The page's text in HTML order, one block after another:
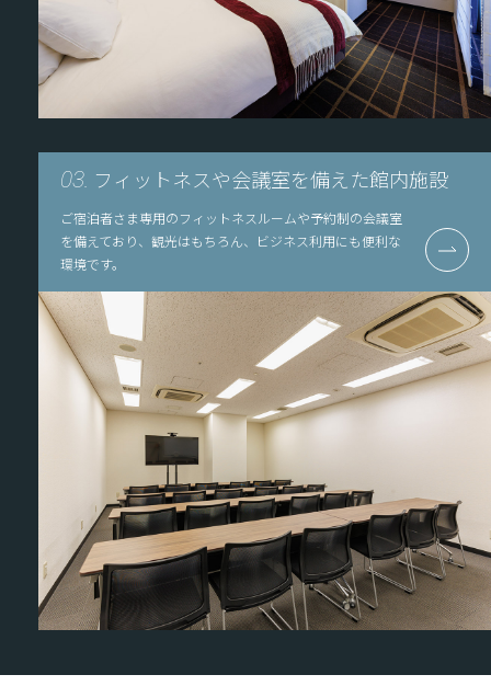
03. フィットネスや会議室を備えた館内施設
ご宿泊者さま専用のフィットネスルームや予約制の会議室
を備えており、観光はもちろん、ビジネス利用にも便利な
環境です。